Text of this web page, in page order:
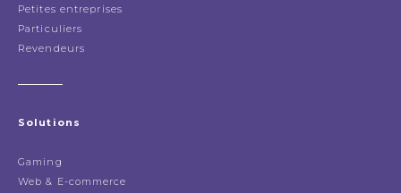
Petites entreprises
Particuliers
Revendeurs
Solutions
Gaming
Web & E-commerce